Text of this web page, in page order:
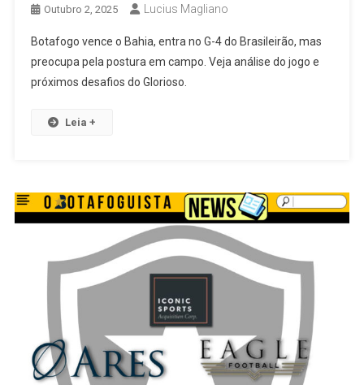
Outubro 2, 2025 Lucius Magliano
Botafogo vence o Bahia, entra no G-4 do Brasileirão, mas
preocupa pela postura em campo. Veja análise do jogo e
próximos desafios do Glorioso.
Leia +